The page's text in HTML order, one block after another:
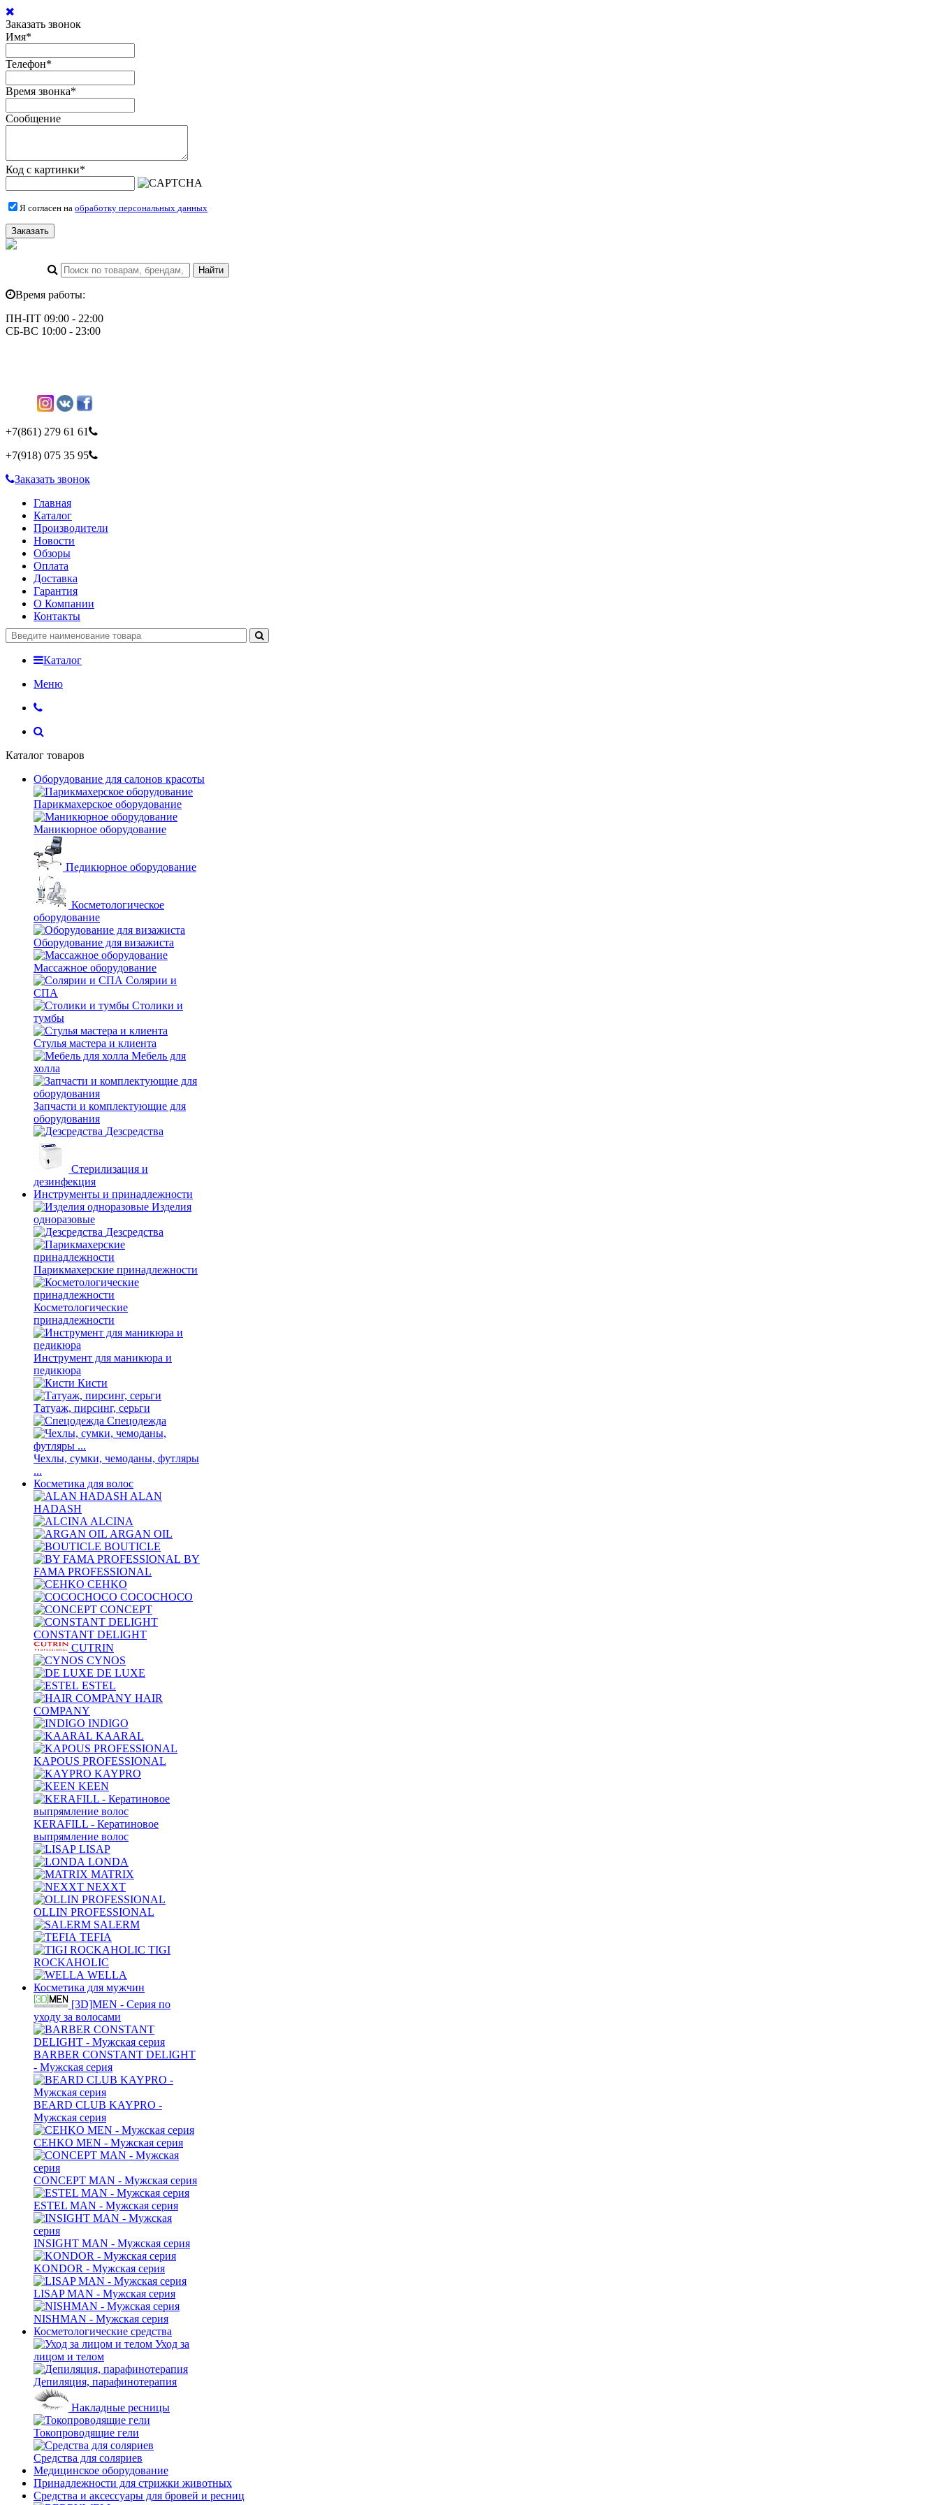
Заказать звонок
Имя*
Телефон*
Время звонка*
Сообщение
Код с картинки*
Я согласен на обработку персональных данных
Заказать
Время работы:
ПН-ПТ 09:00 - 22:00
СБ-ВС 10:00 - 23:00
+7(861) 279 61 61
+7(918) 075 35 95
Заказать звонок
Главная
Каталог
Производители
Новости
Обзоры
Оплата
Доставка
Гарантия
О Компании
Контакты
Каталог
Меню
Каталог товаров
Оборудование для салонов красоты
Парикмахерское оборудование
Маникюрное оборудование
Педикюрное оборудование
Косметологическое
оборудование
Оборудование для визажиста
Массажное оборудование
Солярии и
СПА
Столики и
тумбы
Стулья мастера и клиента
Мебель для
холла
Запчасти и комплектующие для
оборудования
Дезсредства
Стерилизация и
дезинфекция
Инструменты и принадлежности
Изделия
одноразовые
Дезсредства
Парикмахерские принадлежности
Косметологические
принадлежности
Инструмент для маникюра и
педикюра
Кисти
Татуаж, пирсинг, серьги
Спецодежда
Чехлы, сумки, чемоданы, футляры
...
Косметика для волос
ALAN
HADASH
ALCINA
ARGAN OIL
BOUTICLE
BY
FAMA PROFESSIONAL
CEHKO
COCOCHOCO
CONCEPT
CONSTANT DELIGHT
CUTRIN
CYNOS
DE LUXE
ESTEL
HAIR
COMPANY
INDIGO
KAARAL
KAPOUS PROFESSIONAL
KAYPRO
KEEN
KERAFILL - Кератиновое
выпрямление волос
LISAP
LONDA
MATRIX
NEXXT
OLLIN PROFESSIONAL
SALERM
TEFIA
TIGI
ROCKAHOLIC
WELLA
Косметика для мужчин
[3D]MEN - Серия по
уходу за волосами
BARBER CONSTANT DELIGHT
- Мужская серия
BEARD CLUB KAYPRO -
Мужская серия
CEHKO MEN - Мужская серия
CONCEPT MAN - Мужская серия
ESTEL MAN - Мужская серия
INSIGHT MAN - Мужская серия
KONDOR - Мужская серия
LISAP MAN - Мужская серия
NISHMAN - Мужская серия
Косметологические средства
Уход за
лицом и телом
Депиляция, парафинотерапия
Накладные ресницы
Токопроводящие гели
Средства для соляриев
Медицинское оборудование
Принадлежности для стрижки животных
Средства и аксессуары для бровей и ресниц